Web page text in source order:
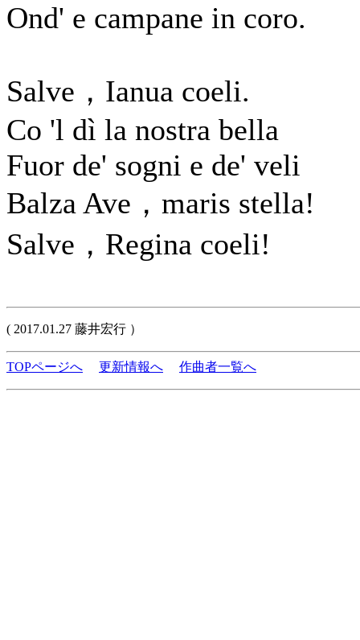
Ond' e campane in coro.
Salve，Ianua coeli.
Co 'l dì la nostra bella
Fuor de' sogni e de' veli
Balza Ave，maris stella!
Salve，Regina coeli!
( 2017.01.27 藤井宏行 ）
TOPページへ 更新情報へ 作曲者一覧へ